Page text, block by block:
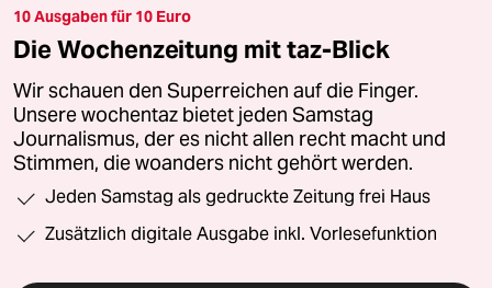
10 Ausgaben für 10 Euro
Die Wochenzeitung mit taz-Blick
Wir schauen den Superreichen auf die Finger.
Unsere wochentaz bietet jeden Samstag
Journalismus, der es nicht allen recht macht und
Stimmen, die woanders nicht gehört werden.
Jeden Samstag als gedruckte Zeitung frei Haus
Zusätzlich digitale Ausgabe inkl. Vorlesefunktion